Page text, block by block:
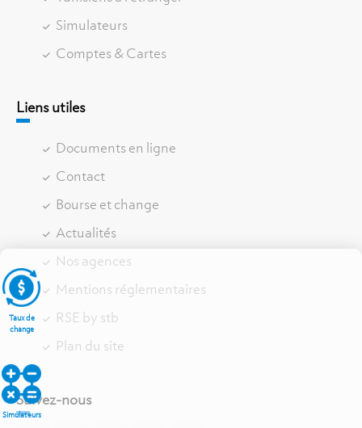
Simulateurs
Comptes & Cartes
Liens utiles
Documents en ligne
Contact
Bourse et change
Actualités
Nos agences
Mentions réglementaires
RSE by stb
Plan du site
Suivez-nous
Taux de
change
Simulateurs